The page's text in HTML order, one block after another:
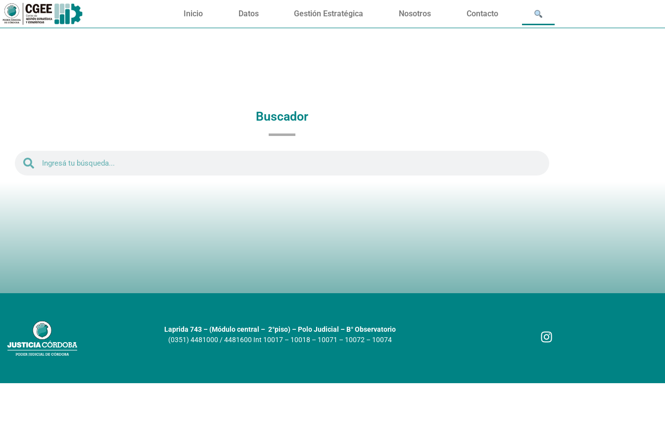
Inicio Datos Gestión Estratégica Nosotros Contacto
Buscador
Laprida 743 – (Módulo central – 2°piso) – Polo Judicial – B° Observatorio
(0351) 4481000 / 4481600 Int 10017 – 10018 – 10071 – 10072 – 10074